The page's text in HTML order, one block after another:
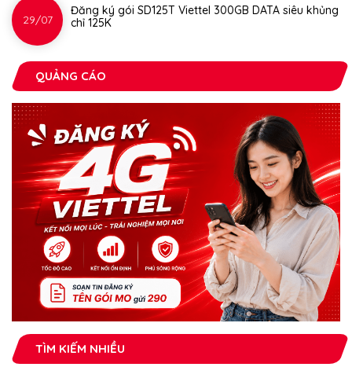
29/07
Đăng ký gói SD125T Viettel 300GB DATA siêu khủng
chỉ 125K
QUẢNG CÁO
TÌM KIẾM NHIỀU